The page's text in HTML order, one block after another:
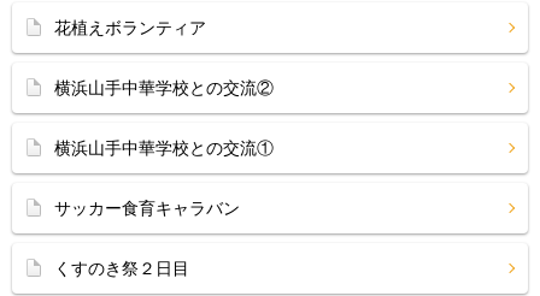
花植えボランティア
横浜山手中華学校との交流②
横浜山手中華学校との交流①
サッカー食育キャラバン
くすのき祭２日目